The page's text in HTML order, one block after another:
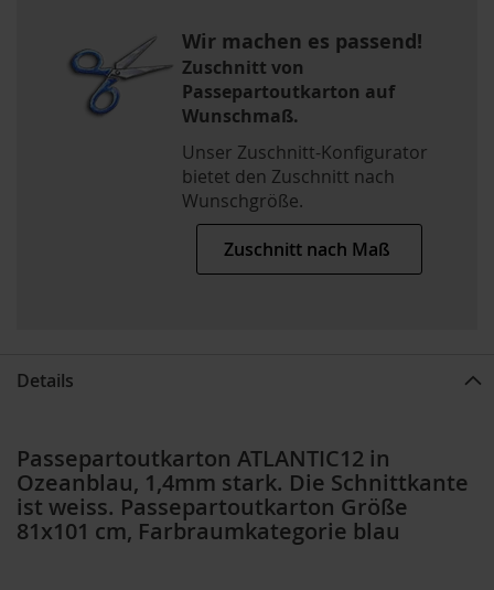
Wir machen es passend!
Zuschnitt von
Passepartoutkarton auf
Wunschmaß.
Unser Zuschnitt-Konfigurator
bietet den Zuschnitt nach
Wunschgröße.
Zuschnitt nach Maß
Details
Passepartoutkarton ATLANTIC12 in
Ozeanblau, 1,4mm stark. Die Schnittkante
ist weiss. Passepartoutkarton Größe
81x101 cm, Farbraumkategorie blau